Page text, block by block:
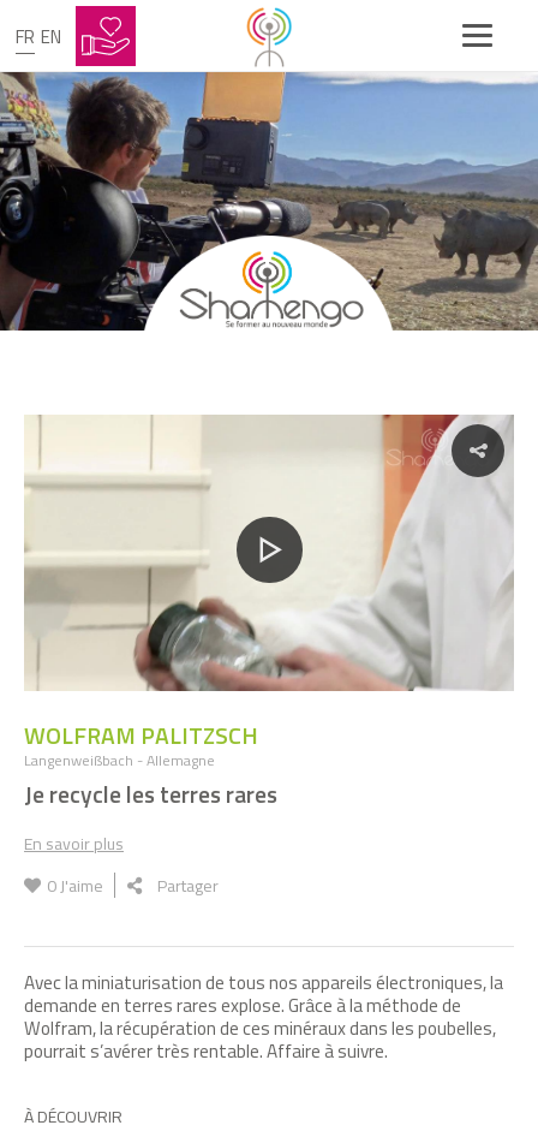
FR EN
WOLFRAM PALITZSCH
Langenweißbach - Allemagne
Je recycle les terres rares
En savoir plus
0J'aime Partager
Avec la miniaturisation de tous nos appareils électroniques, la
demande en terres rares explose. Grâce à la méthode de
Wolfram, la récupération de ces minéraux dans les poubelles,
pourrait s’avérer très rentable. Affaire à suivre.
À DÉCOUVRIR